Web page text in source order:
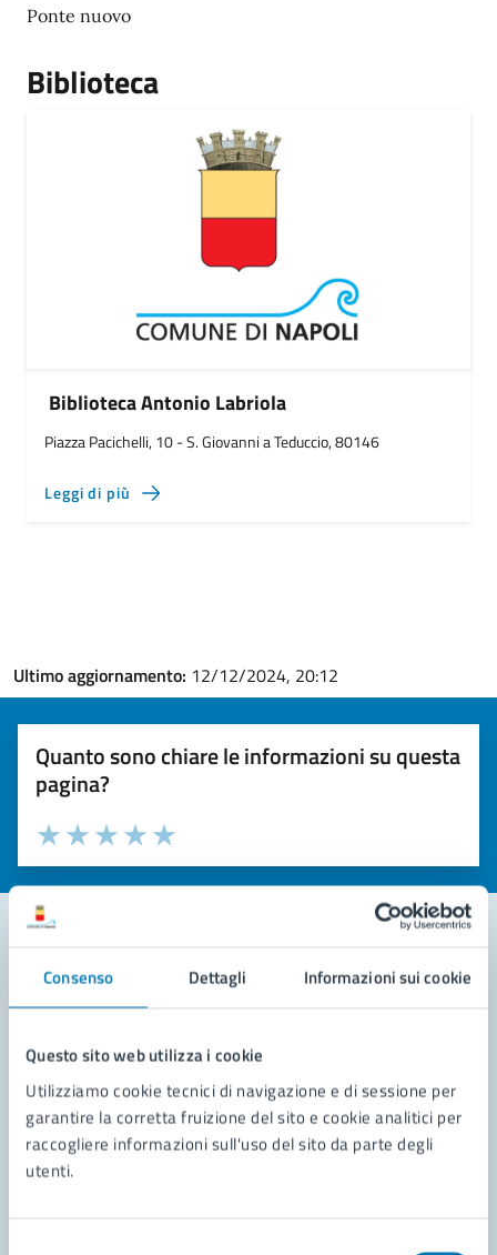
Consenso Dettagli Informazioni sui cookie
Questo sito web utilizza i cookie
Utilizziamo cookie tecnici di navigazione e di sessione per
garantire la corretta fruizione del sito e cookie analitici per
raccogliere informazioni sull'uso del sito da parte degli
utenti.
Ponte nuovo
Biblioteca
Biblioteca Antonio Labriola
Piazza Pacichelli, 10 - S. Giovanni a Teduccio, 80146
Leggi di più
Ultimo aggiornamento: 12/12/2024, 20:12
Quanto sono chiare le informazioni su questa
pagina?
Valuta la chiarezza delle informazioni (da 1 a 5 stelle)
Seleziona il numero di stelle per valutare la chiarezza delle
Valuta 5 stelle su 5
Valuta 4 stelle su 5
Valuta 3 stelle su 5
Valuta 2 stelle su 5
Valuta 1 stelle su 5
Contatta il comune
Richiedi assistenza
Prenota appuntamento
Problemi in città